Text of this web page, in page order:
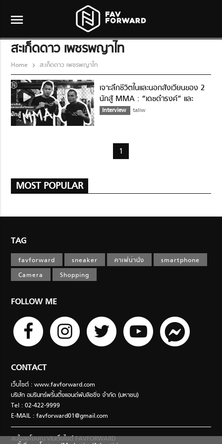
menu
สะเก็ดดาว เพชรพญาไท
Home สะเก็ดดาว เพชรพญาไท
เจาะลึกชีวิตในและนอกสังเวียนของ 2
นักสู้ MMA : “เดชดำรงค์” และ
“สะเก็ดดาว”
Interview taliw
1
MOST POPULAR
TAG
favforward sneaker คาเฟ่น่านั่ง
smartphone
Camera
Shopping
FOLLOW ME
CONTACT
เว็บไซต์ : www.favforward.com
บริษัท อมรินทร์พริ้นติ้งแอนด์พับลิชชิ่ง จำกัด (มหาชน)
Tel : 02-422-9999
E-MAIL :favforward01@gmail.com
สนใจลงโฆษณากับเว็บไซต์ FAVFORWARD